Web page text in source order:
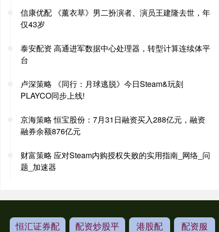
信康优配 《薰衣草》男二扮演者、演员王建隆去世，年
仅43岁
泰安配资 高通进军数据中心处理器，转型计算连续体平
台
卢深策略 《同行：月球逃脱》今日Steam&玩刻
PLAYCO同步上线!
京海策略 恒宝股份：7月31日融资买入288亿元，融资
融券余额876亿元
财富策略 应对Steam内购授权失败的实用指南_网络_问
题_加速器
恒汇证券配 配资炒股平 港股配 配资服